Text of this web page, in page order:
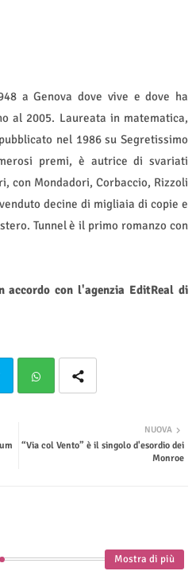
a Genova dove vive e dove ha
al 2005. Laureata in matematica,
nel 1986 su Segretissimo
premi, è autrice di svariati
con Mondadori, Corbaccio, Rizzoli
decine di migliaia di copie e
Tunnel è il primo romanzo con
accordo con l'agenzia EditReal di
tsap
NUOVA
“Via col Vento” è il singolo d'esordio dei
Monroe
Mostra di più